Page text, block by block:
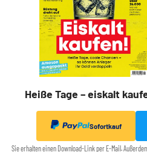
Heiße Tage – eiskalt
Sofortkauf
Sie erhalten einen Download-Link per E-Mail.